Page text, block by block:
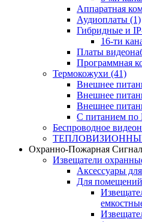
Аппаратная
Аудиоплаты (1)
Гибридные и
16-ти
Платы
Программная
Термокожухи (41)
Внешнее
Внешнее
Внешнее
С питанием по
Беспроводное
Охранно-Пожарная
Извещатели
Аксессуары
Для помещений